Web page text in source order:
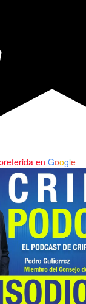
en Google